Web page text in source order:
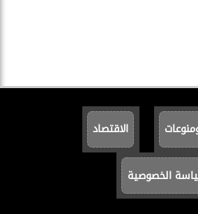
الاقتصاد
الخصوصية